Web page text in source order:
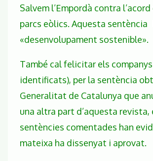
Salvem l’Empordà contra
parcs eòlics. Aquesta
«desenvolupament sostenible».
També cal felicitar els
identificats), per la sentència
Generalitat de Catalunya que
una altra part d’aquesta
sentències comentades han
mateixa ha dissenyat i aprovat.